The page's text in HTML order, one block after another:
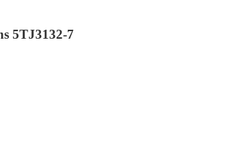
5TJ3132-7